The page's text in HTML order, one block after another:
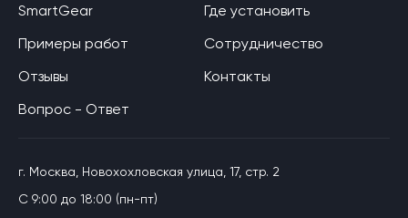
SmartGear
Примеры работ
Отзывы
Вопрос - Ответ
Где установить
Сотрудничество
Контакты
г. Москва, Новохохловская улица, 17, стр. 2
C 9:00 до 18:00 (пн-пт)